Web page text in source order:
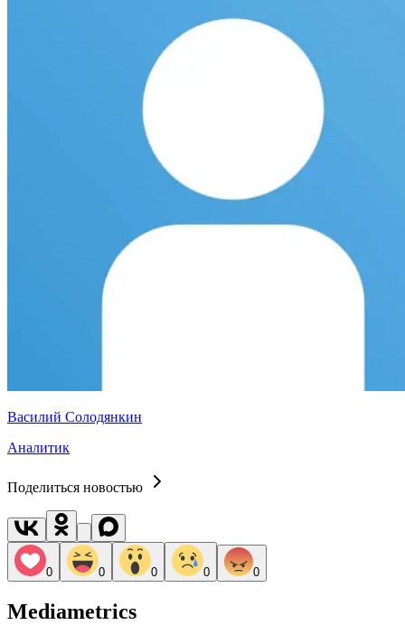
Василий Солодянкин
Аналитик
Поделиться новостью
0 0 0 0 0
Mediametrics